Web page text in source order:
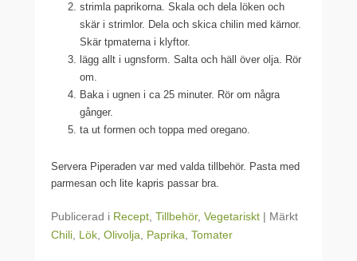
strimla paprikorna. Skala och dela löken och
skär i strimlor. Dela och skica chilin med kärnor.
Skär tpmaterna i klyftor.
lägg allt i ugnsform. Salta och häll över olja. Rör
om.
Baka i ugnen i ca 25 minuter. Rör om några
gånger.
ta ut formen och toppa med oregano.
Servera Piperaden var med valda tillbehör. Pasta med
parmesan och lite kapris passar bra.
Publicerad i Recept Tillbehör, Vegetariskt | Märkt
Chili Lök Olivolja Paprika Tomater